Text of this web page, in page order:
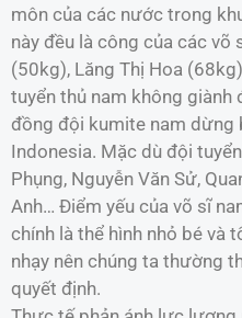
môn của các nước trong
này đều là công của các võ
(50kg), Lăng Thị Hoa
tuyển thủ nam không giành
đồng đội kumite nam dừng
Indonesia. Mặc dù đội
Phụng, Nguyễn Văn Sử,
Anh… Điểm yếu của võ sĩ
chính là thể hình nhỏ bé và
nhạy nên chúng ta thường
quyết định.